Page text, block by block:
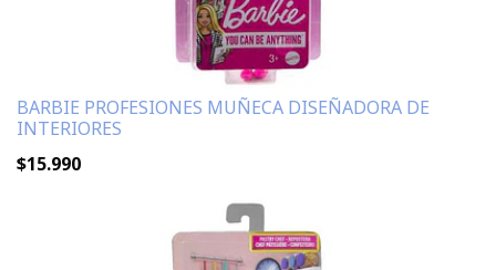
BARBIE PROFESIONES MUÑECA DISEÑADORA DE
INTERIORES
$15.990